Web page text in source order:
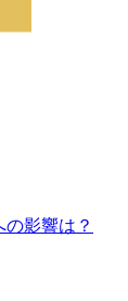
影響は？